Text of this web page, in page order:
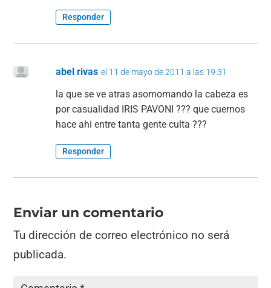
Responder
abel rivas el 11 de mayo de 2011 a las 19:31
la que se ve atras asomomando la cabeza es
por casualidad IRIS PAVONI ??? que cuernos
hace ahi entre tanta gente culta ???
Responder
Enviar un comentario
Tu dirección de correo electrónico no será
publicada.